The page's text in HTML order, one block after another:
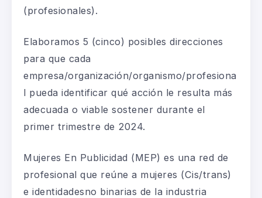
(profesionales).
Elaboramos 5 (cinco) posibles direcciones
para que cada
empresa/organización/organismo/profesiona
l pueda identificar qué acción le resulta más
adecuada o viable sostener durante el
primer trimestre de 2024.
Mujeres En Publicidad (MEP) es una red de
profesional que reúne a mujeres (Cis/trans)
e identidadesno binarias de la industria